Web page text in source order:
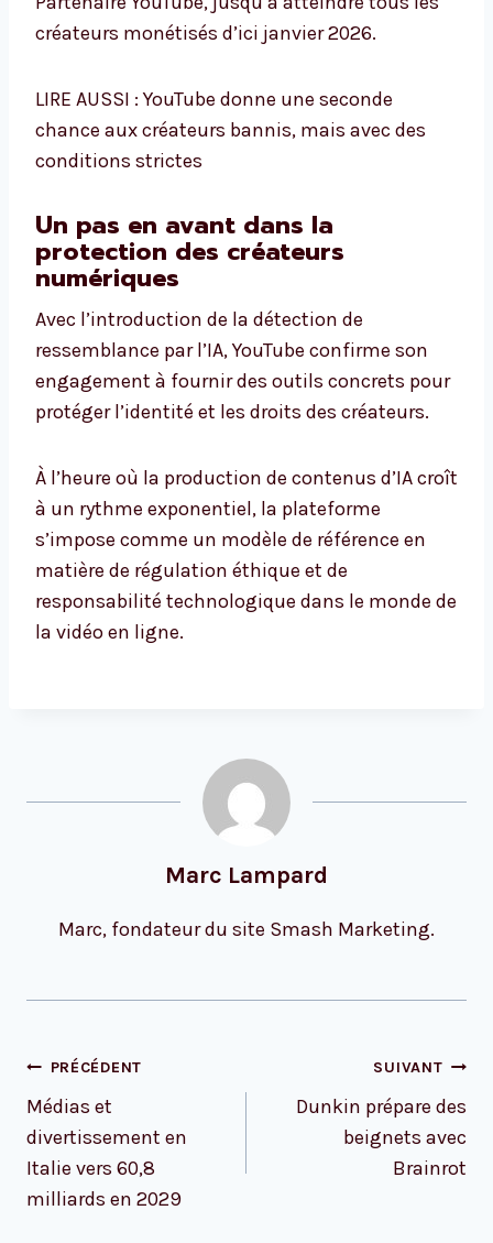
créateurs monétisés d’ici janvier 2026.
LIRE AUSSI : YouTube donne une seconde
chance aux créateurs bannis, mais avec des
conditions strictes
Un pas en avant dans la
protection des créateurs
numériques
Avec l’introduction de la détection de
ressemblance par l’IA, YouTube confirme son
engagement à fournir des outils concrets pour
protéger l’identité et les droits des créateurs.
À l’heure où la production de contenus d’IA croît
à un rythme exponentiel, la plateforme
s’impose comme un modèle de référence en
matière de régulation éthique et de
responsabilité technologique dans le monde de
la vidéo en ligne.
Marc Lampard
Marc, fondateur du site Smash Marketing.
Navigation
de
l’article
PRÉCÉDENT
Médias et
divertissement en
Italie vers 60,8
milliards en 2029
SUIVANT
Dunkin prépare des
beignets avec
Brainrot